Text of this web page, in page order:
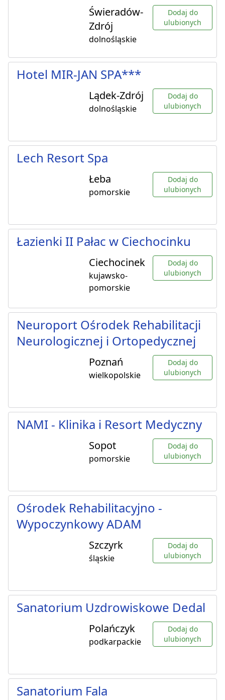
Świeradów-
Zdrój
dolnośląskie
Dodaj do
ulubionych
Hotel MIR-JAN SPA***
Lądek-Zdrój
dolnośląskie
Dodaj do
ulubionych
Lech Resort Spa
Łeba
pomorskie
Dodaj do
ulubionych
Łazienki II Pałac w Ciechocinku
Ciechocinek
kujawsko-
pomorskie
Dodaj do
ulubionych
Neuroport Ośrodek Rehabilitacji
Neurologicznej i Ortopedycznej
Poznań
wielkopolskie
Dodaj do
ulubionych
NAMI - Klinika i Resort Medyczny
Sopot
pomorskie
Dodaj do
ulubionych
Ośrodek Rehabilitacyjno -
Wypoczynkowy ADAM
Szczyrk
śląskie
Dodaj do
ulubionych
Sanatorium Uzdrowiskowe Dedal
Polańczyk
podkarpackie
Dodaj do
ulubionych
Sanatorium Fala